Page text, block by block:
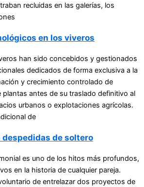
recluidas en las galerías, los
en los viveros
han sido concebidos y gestionados
dedicados de forma exclusiva a la
y crecimiento controlado de
plantas antes de su traslado definitivo al
urbanos o explotaciones agrícolas.
de
despedidas de soltero
es uno de los hitos más profundos,
en la historia de cualquier pareja.
de entrelazar dos proyectos de